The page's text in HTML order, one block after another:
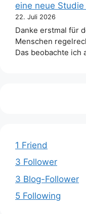
eine neue
22. Juli 2026
Danke erstmal für
Menschen
Das beobachte ich
1 Friend
3 Follower
3 Blog-Follower
5 Following